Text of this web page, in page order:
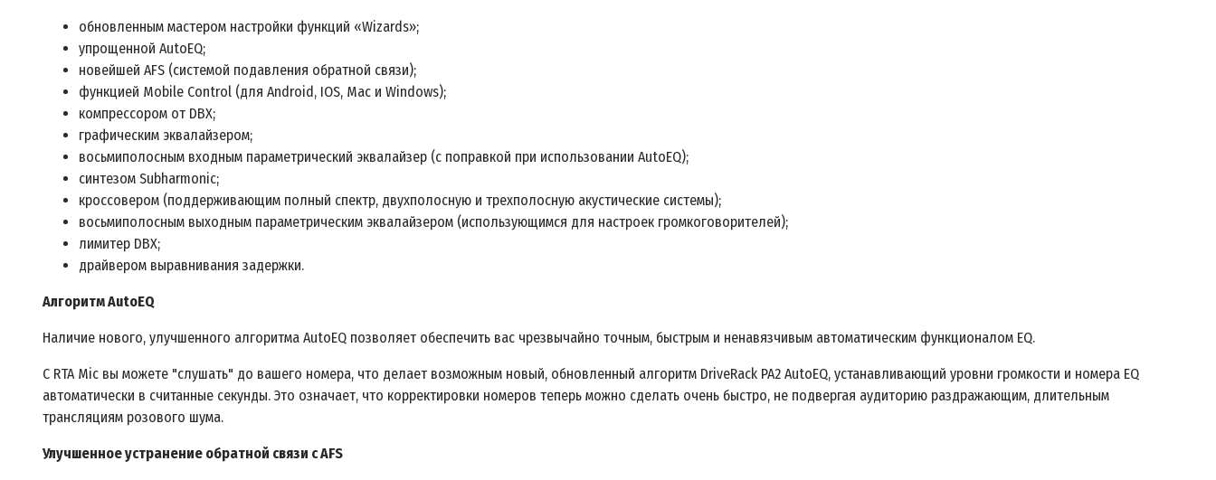
обновленным мастером настройки функций «Wizards»;
упрощенной AutoEQ;
новейшей AFS (системой подавления обратной связи);
функцией Mobile Control (для Android, IOS, Mac и Windows);
компрессором от DBX;
графическим эквалайзером;
восьмиполосным входным параметрический эквалайзер (с поправкой при использовании AutoEQ);
синтезом Subharmonic;
кроссовером (поддерживающим полный спектр, двухполосную и трехполосную акустические системы);
восьмиполосным выходным параметрическим эквалайзером (использующимся для настроек громкоговорителей);
лимитер DBX;
драйвером выравнивания задержки.
Алгоритм AutoEQ
Наличие нового, улучшенного алгоритма AutoEQ позволяет обеспечить вас чрезвычайно точным, быстрым и ненавязчивым автоматическим функционалом EQ.
С RTA Mic вы можете "слушать" до вашего номера, что делает возможным новый, обновленный алгоритм DriveRack PA2 AutoEQ, устанавливающий уровни громкости и номера EQ
автоматически в считанные секунды. Это означает, что корректировки номеров теперь можно сделать очень быстро, не подвергая аудиторию раздражающим, длительным
трансляциям розового шума.
Улучшенное устранение обратной связи с AFS